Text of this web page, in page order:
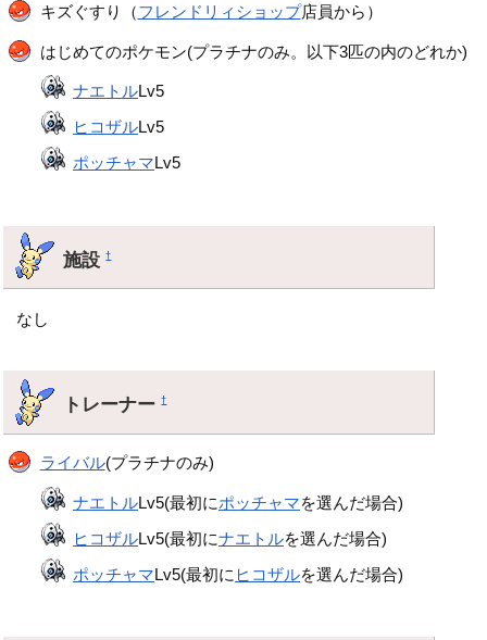
キズぐすり（フレンドリィショップ店員から）
はじめてのポケモン(プラチナのみ。以下3匹の内のどれか)
ナエトルLv5
ヒコザルLv5
ポッチャマLv5
施設†
なし
トレーナー†
ライバル(プラチナのみ)
ナエトルLv5(最初にポッチャマを選んだ場合)
ヒコザルLv5(最初にナエトルを選んだ場合)
ポッチャマLv5(最初に ヒコザルを選んだ場合)